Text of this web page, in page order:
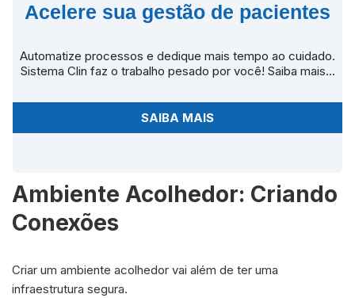
Acelere sua gestão de pacientes
Automatize processos e dedique mais tempo ao cuidado.
Sistema Clin faz o trabalho pesado por você! Saiba mais...
SAIBA MAIS
Ambiente Acolhedor: Criando
Conexões
Criar um ambiente acolhedor vai além de ter uma
infraestrutura segura.